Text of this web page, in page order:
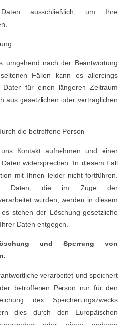
ausschließlich, um Ihre
umgehend nach der Beantwortung
Fällen kann es allerdings
für einen längeren Zeitraum
aus gesetzlichen oder vertraglichen
die betroffene Person
Kontakt aufnehmen und einer
widersprechen. In diesem Fall
mit Ihnen leider nicht fortführen.
Daten, die im Zuge der
wurden, werden in diesem
stehen der Löschung gesetzliche
Daten entgegen.
und Sperrung von
verarbeitet und speichert
betroffenen Person nur für den
des Speicherungszwecks
dies durch den Europäischen